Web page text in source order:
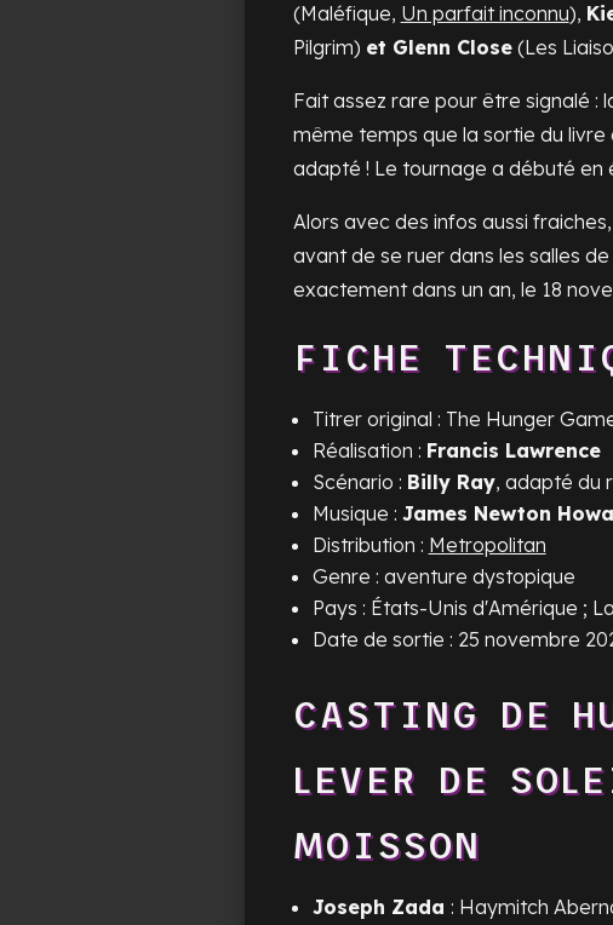
(Maléfique, Un parfait inconnu),
Pilgrim) et Glenn Close(Les
Fait assez rare pour être signalé :
même temps que la sortie du livre
adapté ! Le tournage a débuté en
Alors avec des infos aussi
avant de se ruer dans les salles
exactement dans un an, le 18
FICHE
Titrer original : The Hunger
Réalisation : Francis Lawrence
Scénario : Billy Ray, adapté du
Musique : James Newton
Distribution : Metropolitan
Genre : aventure dystopique
Pays : États-Unis d'Amérique ;
Date de sortie : 25 novembre
CASTING DE
LEVER DE
MOISSON
Joseph Zada : Haymitch